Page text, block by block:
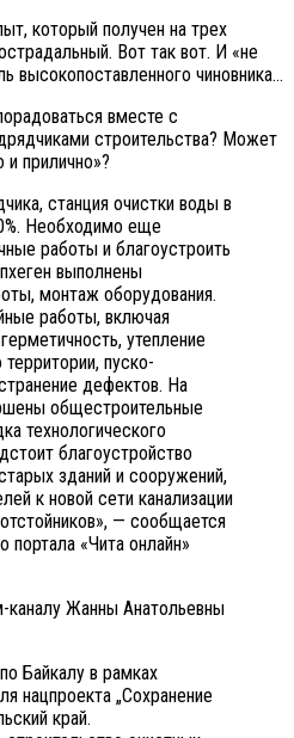
который получен на трех
Вот так вот. И «не
высокопоставленного чиновника…
вместе с
строительства? Может
прилично»?
станция очистки воды в
Необходимо еще
работы и благоустроить
выполнены
монтаж оборудования.
работы, включая
утепление
пуско-
дефектов. На
общестроительные
технологического
благоустройство
зданий и сооружений,
к новой сети канализации
— сообщается
портала «Чита онлайн»
каналу Жанны Анатольевны
Байкалу в рамках
нацпроекта „Сохранение
край.